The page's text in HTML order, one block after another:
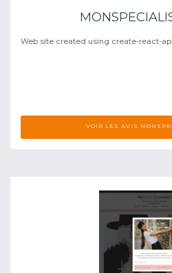
Web site created using create-react-
VOIR LES AVIS